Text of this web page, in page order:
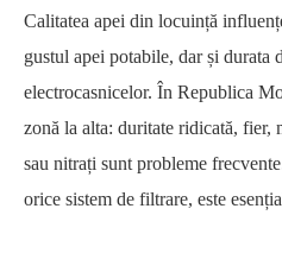
Calitatea apei din locuință
gustul apei potabile, dar și durata
electrocasnicelor. În Republica
zonă la alta: duritate ridicată, fier,
sau nitrați sunt probleme
orice sistem de filtrare, este